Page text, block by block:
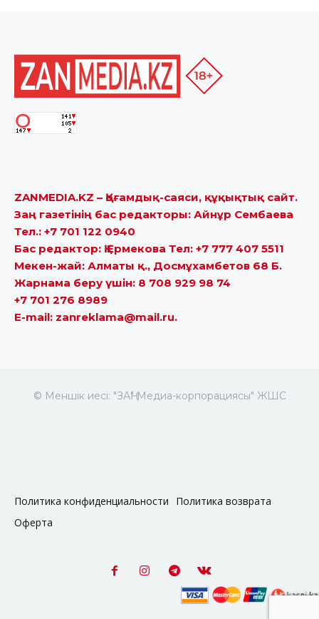
ZANMEDIA.KZ – Қоғамдық-саяси, құқықтық сайт.
Заң газетінің бас редакторы: Айнұр Сембаева
Тел.: +7 701 122 0940
Бас редактор: Қ.Ермекова Тел: +7 777 407 5511
Мекен-жай: Алматы қ., Досмұхамбетов 68 Б.
Жарнама беру үшін: 8 708 929 98 74
+7 701 276 8989
E-mail: zanreklama@mail.ru.
© Меншік иесі: "ЗАҢ" Медиа-корпорациясы" ЖШС
Политика конфиденциальности
Политика возврата
Оферта